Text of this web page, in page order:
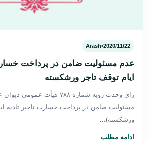
2020/11/22
•
Arash
عدم مسئولیت ضامن در پرداخت
ایام توقف تاجر ورشکسته
رای وحدت رویه شماره ۷۸۸ هیأت
مسئولیت ضامن در پرداخت خسارت تاخیر تادیه
ورشکسته)…
ادامه مطلب